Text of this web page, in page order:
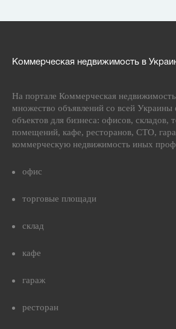
Коммерческая недвижимость в
На портале Коммерческая
множество объявлений со всей Украины
объектов для бизнеса: офисов, складов,
помещений, кафе, ресторанов, СТО,
коммерческую недвижимость иных
офис
торговые площади
склад
кафе
гараж
ресторан